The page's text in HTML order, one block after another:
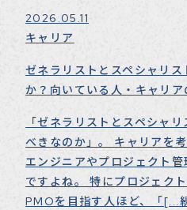
2026.05.11
キャリア
ゼネラリストとスペシャリ
か？向いている人・キャリ
「ゼネラリストとスペシャ
べきなのか」。 キャリアを
エンジニアやプロジェクト
ですよね。 特にプロジェク
PMOを目指す人ほど、「[...